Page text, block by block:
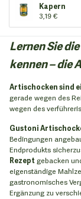
Kapern
3,19 €
Lernen Sie
kennen – die
Artischocken sind
gerade wegen des
wegen des
Gustoni
Bedingungen
Endprodukts
Rezept gebacken
eigenständige
gastronomisches
Ergänzung zu